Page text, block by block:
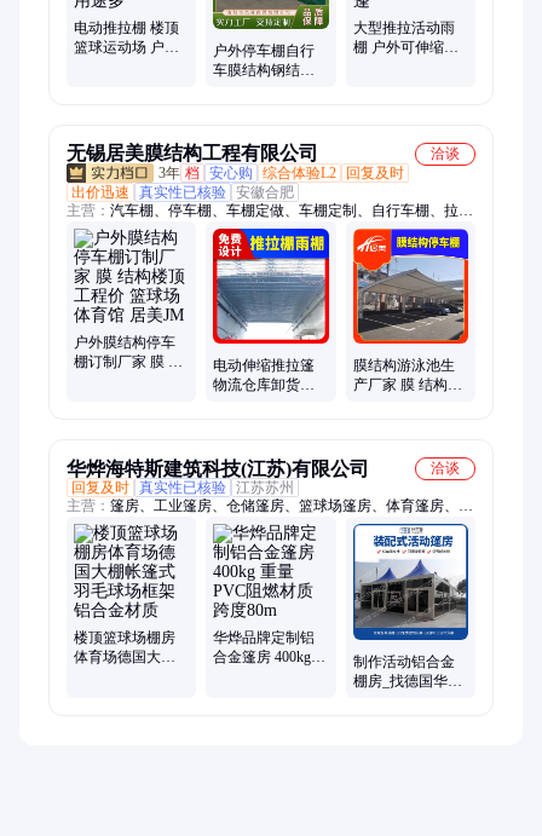
电动推拉棚 楼顶
篮球运动场 户外
户外停车棚自行
车膜结构钢结构
大型推拉活动雨
棚 户外可伸缩遮
无锡居美膜结构工程有限公司
洽谈
3年 档 安心购 综合体验L2
回复及时
出价迅速
真实性已核验 安徽合肥
主营： 汽车棚、停车棚、车棚定做、车棚定制、自行车棚、拉杆
车棚、自行车车棚、张拉膜车棚、推拉篷遮阳棚、推拉篷雨棚、
膜结构、推拉篷膜结构、推拉篷过道
户外膜结构停车
棚订制厂家 膜 结
电动伸缩推拉篷
物流仓库卸货区
膜结构游泳池生
产厂家 膜 结构停
华烨海特斯建筑科技(江苏)有限公司
洽谈
回复及时 真实性已核验 江苏苏州
主营： 篷房、工业篷房、仓储篷房、篮球场篷房、体育篷房、机
库篷房、矿业篷房、篷房定制、篷房工厂、活动篷房、场馆篷
房、羽毛球馆篷房、足球馆篷房、网球馆篷房、游泳馆篷房
楼顶篮球场棚房
体育场德国大棚
华烨品牌定制铝
合金篷房 400kg
制作活动铝合金
棚房_找德国华烨